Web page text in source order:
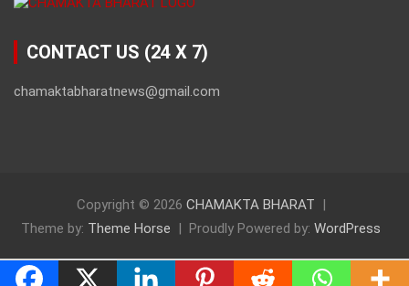
CONTACT US (24 X 7)
chamaktabharatnews@gmail.com
Copyright © 2026 CHAMAKTA BHARAT
Theme by: Theme Horse Proudly Powered by: WordPress